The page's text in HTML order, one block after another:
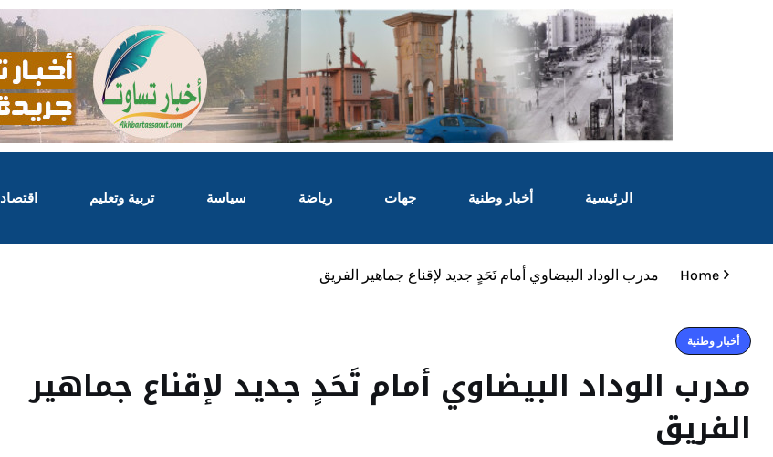
الرئيسية أخبار وطنية جهات رياضة سياسة تربية وتعليم اقتصاد
Home مدرب الوداد البيضاوي أمام تَحَدٍ جديد لإقناع جماهير الفريق
أخبار وطنية
مدرب الوداد البيضاوي أمام تَحَدٍ جديد لإقناع جماهير
الفريق